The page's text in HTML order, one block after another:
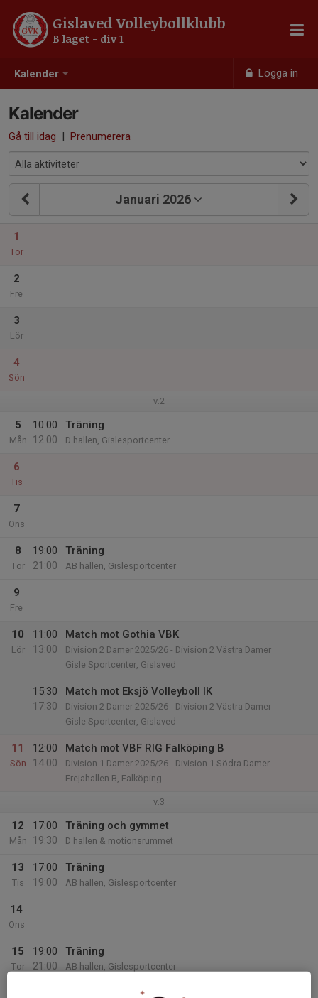
Kalender Logga in
Gislaved Volleybollklubb
B laget - div 1
Kalender
Gå till idag | Prenumerera
Januari 2026
1
Tor
2
Fre
3
Lör
4
Sön
v.2
5
Mån
10:00
12:00
Träning
D hallen, Gislesportcenter
6
Tis
7
Ons
8
Tor
19:00
21:00
Träning
AB hallen, Gislesportcenter
9
Fre
10
Lör
11:00
13:00
Match mot Gothia VBK
Division 2 Damer 2025/26 - Division 2 Västra Damer
Gisle Sportcenter, Gislaved
15:30
17:30
Match mot Eksjö Volleyboll IK
Division 2 Damer 2025/26 - Division 2 Västra Damer
Gisle Sportcenter, Gislaved
11
Sön
12:00
14:00
Match mot VBF RIG Falköping B
Division 1 Damer 2025/26 - Division 1 Södra Damer
Frejahallen B, Falköping
v.3
12
Mån
17:00
19:30
Träning och gymmet
D hallen & motionsrummet
13
Tis
17:00
19:00
Träning
AB hallen, Gislesportcenter
14
Ons
15
Tor
19:00
21:00
Träning
AB hallen, Gislesportcenter